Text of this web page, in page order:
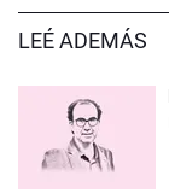
LEÉ ADEMÁS